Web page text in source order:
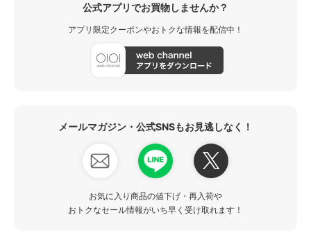
公式アプリでお買物しませんか？
アプリ限定クーポンやおトクな情報を配信中！
メールマガジン・公式SNSもお見逃しなく！
お気に入り商品の値下げ・再入荷や
おトクなセール情報がいち早く受け取れます！